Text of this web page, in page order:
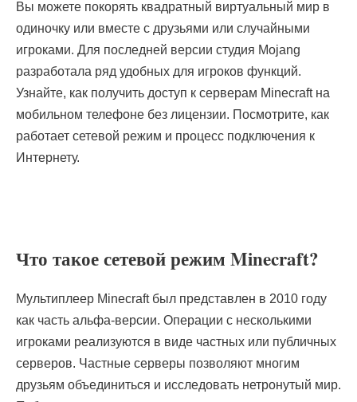
Вы можете покорять квадратный виртуальный мир в
одиночку или вместе с друзьями или случайными
игроками. Для последней версии студия Mojang
разработала ряд удобных для игроков функций.
Узнайте, как получить доступ к серверам Minecraft на
мобильном телефоне без лицензии. Посмотрите, как
работает сетевой режим и процесс подключения к
Интернету.
Что такое сетевой режим Minecraft?
Мультиплеер Minecraft был представлен в 2010 году
как часть альфа-версии. Операции с несколькими
игроками реализуются в виде частных или публичных
серверов. Частные серверы позволяют многим
друзьям объединиться и исследовать нетронутый мир.